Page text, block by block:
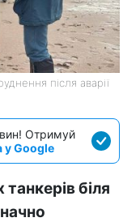
після аварії
Отримуй
у Google
біля